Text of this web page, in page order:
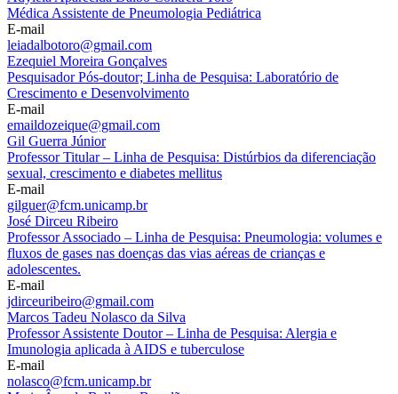
Médica Assistente de Pneumologia Pediátrica
E-mail
leiadalbotoro@gmail.com
Ezequiel Moreira Gonçalves
Pesquisador Pós-doutor; Linha de Pesquisa: Laboratório de
Crescimento e Desenvolvimento
E-mail
emaildozeique@gmail.com
Gil Guerra Júnior
Professor Titular – Linha de Pesquisa: Distúrbios da diferenciação
sexual, crescimento e diabetes mellitus
E-mail
gilguer@fcm.unicamp.br
José Dirceu Ribeiro
Professor Associado – Linha de Pesquisa: Pneumologia: volumes e
fluxos de gases nas doenças das vias aéreas de crianças e
adolescentes.
E-mail
jdirceuribeiro@gmail.com
Marcos Tadeu Nolasco da Silva
Professor Assistente Doutor – Linha de Pesquisa: Alergia e
Imunologia aplicada à AIDS e tuberculose
E-mail
nolasco@fcm.unicamp.br